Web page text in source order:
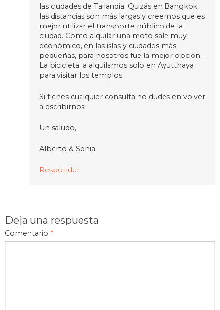
las ciudades de Tailandia. Quizás en Bangkok
las distancias son más largas y creemos que es
mejor utilizar el transporte público de la
ciudad. Como alquilar una moto sale muy
económico, en las islas y ciudades más
pequeñas, para nosotros fue la mejor opción.
La bicicleta la alquilamos solo en Ayutthaya
para visitar los templos.
Si tienes cualquier consulta no dudes en volver
a escribirnos!
Un saludo,
Alberto & Sonia
Responder
Deja una respuesta
Comentario *